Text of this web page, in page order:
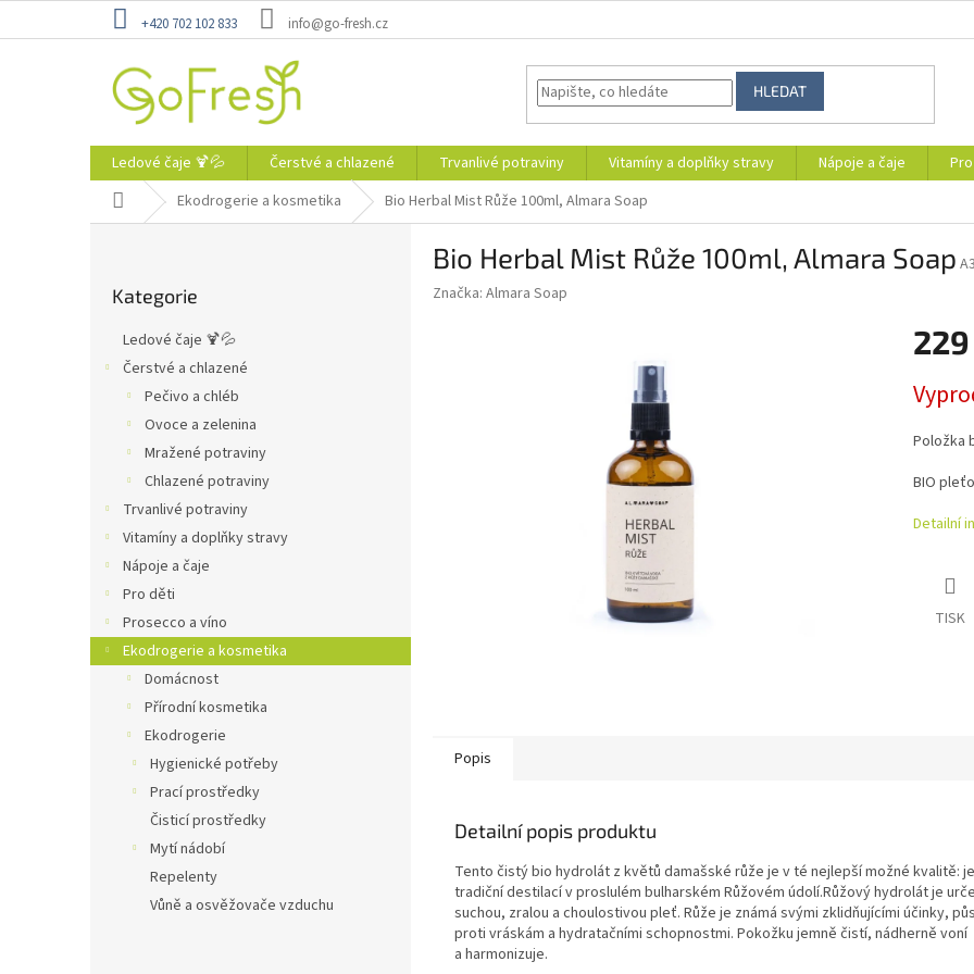
+420 702 102 833 info@go-fresh.cz
HLEDAT
Ledové čaje 🍹💦 Čerstvé a chlazené Trvanlivé potraviny Vitamíny a doplňky stravy Nápoje a čaje
Domů Ekodrogerie a kosmetika Bio Herbal Mist Růže 100ml, Almara Soap
kategorie
Kategorie
Ledové čaje 🍹💦
Čerstvé a chlazené
Pečivo a chléb
Ovoce a zelenina
Mražené potraviny
Chlazené potraviny
Trvanlivé potraviny
Vitamíny a doplňky stravy
Nápoje a čaje
Pro děti
Prosecco a víno
Ekodrogerie a kosmetika
Domácnost
Přírodní kosmetika
Ekodrogerie
Hygienické potřeby
Prací prostředky
Čisticí prostředky
Mytí nádobí
Repelenty
Vůně a osvěžovače vzduchu
Bio Herbal Mist Růže 100ml, Almara Soap
Značka: Almara Soap
cena:
Položka
BIO
Detailní
TISK
Popis
Detailní popis produktu
Tento čistý bio hydrolát z květů damašské růže je v té nejlepší možné kvalitě:
tradiční destilací v proslulém bulharském Růžovém údolí.Růžový hydrolát je
suchou, zralou a choulostivou pleť. Růže je známá svými zklidňujícími účinky,
proti vráskám a hydratačními schopnostmi. Pokožku jemně čistí, nádherně voní
a harmonizuje.